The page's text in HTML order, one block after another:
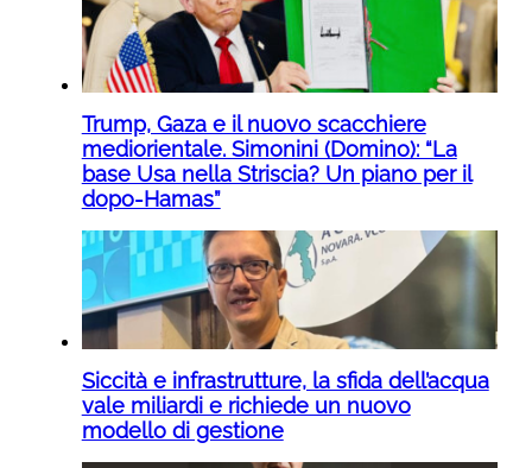
Trump, Gaza e il nuovo scacchiere
mediorientale. Simonini (Domino): “La
base Usa nella Striscia? Un piano per il
dopo-Hamas”
Siccità e infrastrutture, la sfida dell’acqua
vale miliardi e richiede un nuovo
modello di gestione